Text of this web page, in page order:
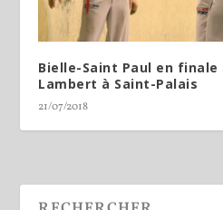
Bielle-Saint Paul en
Lambert à Saint-Palais
21/07/2018